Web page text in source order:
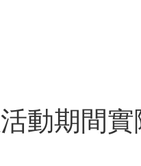
動期間